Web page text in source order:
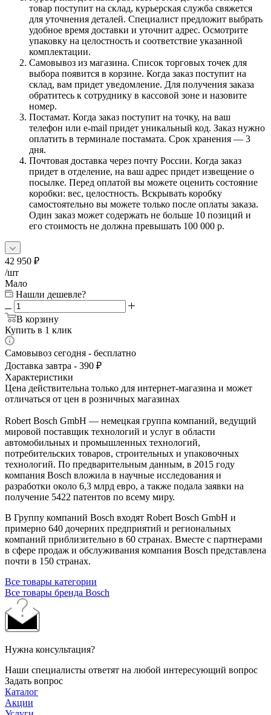
товар поступит на склад, курьерская служба свяжется
для уточнения деталей. Специалист предложит выбрать
удобное время доставки и уточнит адрес. Осмотрите
упаковку на целостность и соответствие указанной
комплектации.
Самовывоз из магазина. Список торговых точек для
выбора появится в корзине. Когда заказ поступит на
склад, вам придет уведомление. Для получения заказа
обратитесь к сотруднику в кассовой зоне и назовите
номер.
Постамат. Когда заказ поступит на точку, на ваш
телефон или e-mail придет уникальный код. Заказ нужно
оплатить в терминале постамата. Срок хранения — 3
дня.
Почтовая доставка через почту России. Когда заказ
придет в отделение, на ваш адрес придет извещение о
посылке. Перед оплатой вы можете оценить состояние
коробки: вес, целостность. Вскрывать коробку
самостоятельно вы можете только после оплаты заказа.
Один заказ может содержать не больше 10 позиций и
его стоимость не должна превышать 100 000 р.
42 950 ₽
/шт
Мало
Нашли дешевле?
В корзину
Купить в 1 клик
Самовывоз сегодня - бесплатно
Доставка завтра - 390 ₽
Характеристики
Цена действительна только для интернет-магазина и может
отличаться от цен в розничных магазинах
Robert Bosch GmbH — немецкая группа компаний, ведущий
мировой поставщик технологий и услуг в области
автомобильных и промышленных технологий,
потребительских товаров, строительных и упаковочных
технологий. По предварительным данным, в 2015 году
компания Bosch вложила в научные исследования и
разработки около 6,3 млрд евро, а также подала заявки на
получение 5422 патентов по всему миру.
В Группу компаний Bosch входят Robert Bosch GmbH и
примерно 640 дочерних предприятий и региональных
компаний приблизительно в 60 странах. Вместе с партнерами
в сфере продаж и обслуживания компания Bosch представлена
почти в 150 странах.
Все товары категории
Все товары бренда Bosch
Нужна консультация?
Наши специалисты ответят на любой интересующий вопрос
Задать вопрос
Каталог
Акции